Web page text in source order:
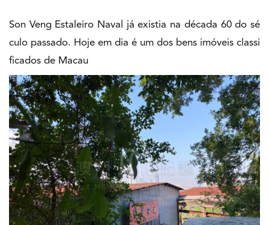
門
搜
索
古
地
圖
媽
閣
Son Veng Estaleiro Naval já existia na década 60 do sé
culo passado. Hoje em dia é um dos bens imóveis classi
ficados de Macau